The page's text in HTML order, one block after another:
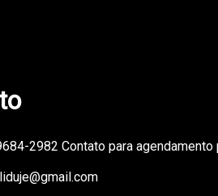
2982 Contato para agendamento